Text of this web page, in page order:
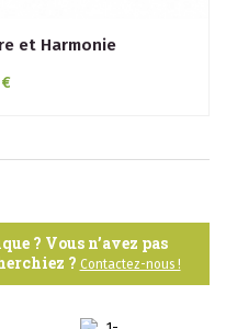
et Harmonie
? Vous n’avez pas
? Contactez-nous !